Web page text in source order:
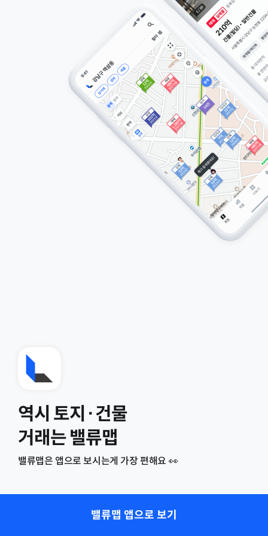
역시 토지·건물
거래는 밸류맵
밸류맵은 앱으로 보시는게 가장 편해요 👀
밸류맵 앱으로 보기